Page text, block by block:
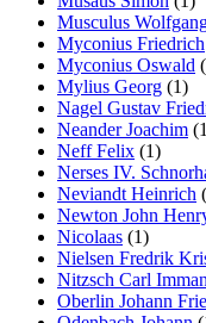
Musculus
Myconius Friedrich
Myconius Oswald
Mylius Georg (1)
Nagel Gustav
Neander Joachim
Neff Felix (1)
Nerses IV.
Neviandt Heinrich
Newton John
Nicolaas (1)
Nielsen Fredrik
Nitzsch Carl
Oberlin Johann